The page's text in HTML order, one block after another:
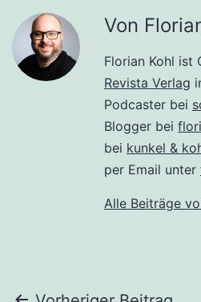
Von
Florian Kohl ist
Revista Verlag
Podcaster bei
Blogger bei
bei kunkel &
per Email unter
Alle Beiträge